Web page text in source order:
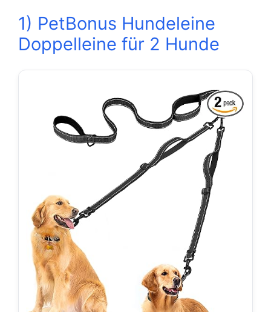
1) PetBonus Hundeleine
Doppelleine für 2 Hunde